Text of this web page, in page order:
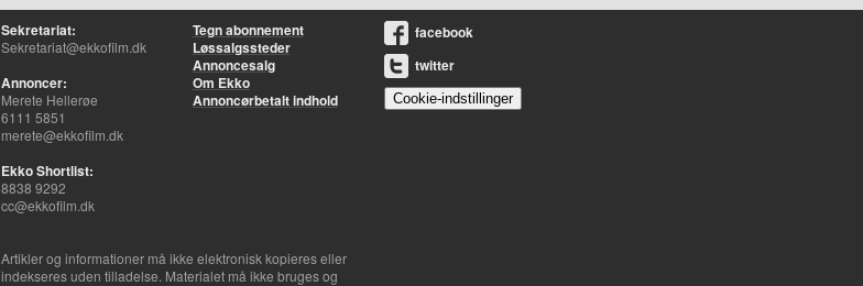
Sekretariat:
Sekretariat@ekkofilm.dk
Annoncer:
Merete Hellerøe
6111 5851
merete@ekkofilm.dk
Ekko Shortlist:
8838 9292
cc@ekkofilm.dk
Tegn abonnement
Løssalgssteder
Annoncesalg
Om Ekko
Annoncørbetalt indhold
facebook
twitter
Cookie-indstillinger
Artikler og informationer må ikke elektronisk kopieres eller
indekseres uden tilladelse. Materialet må ikke bruges og